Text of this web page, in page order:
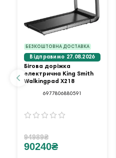
БЕЗКОШТОВНА ДОСТАВКА
Відправимо 27.08.2026
Бігова доріжка
електрична King Smith
Walkingpad X218
6977806880591
94989₴
90240₴